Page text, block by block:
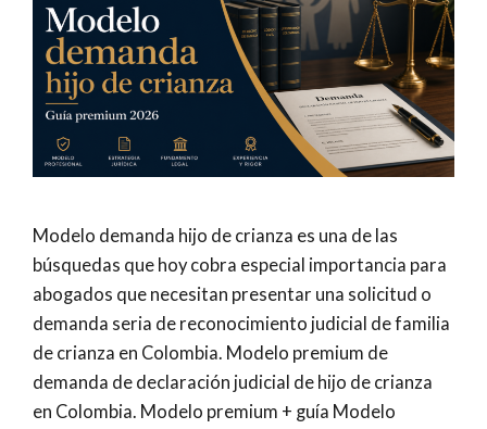
Modelo demanda hijo de crianza es una de las
búsquedas que hoy cobra especial importancia para
abogados que necesitan presentar una solicitud o
demanda seria de reconocimiento judicial de familia
de crianza en Colombia. Modelo premium de
demanda de declaración judicial de hijo de crianza
en Colombia. Modelo premium + guía Modelo